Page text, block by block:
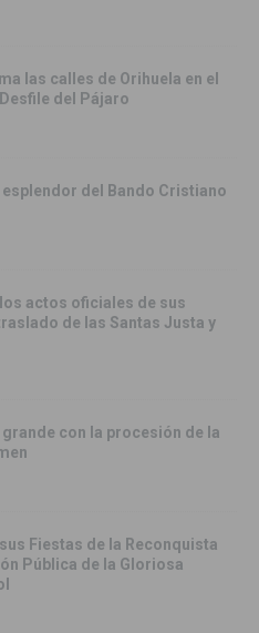
las calles de Orihuela en el
del Pájaro
esplendor del Bando Cristiano
actos oficiales de sus
de las Santas Justa y
grande con la procesión de la
Fiestas de la Reconquista
Pública de la Gloriosa